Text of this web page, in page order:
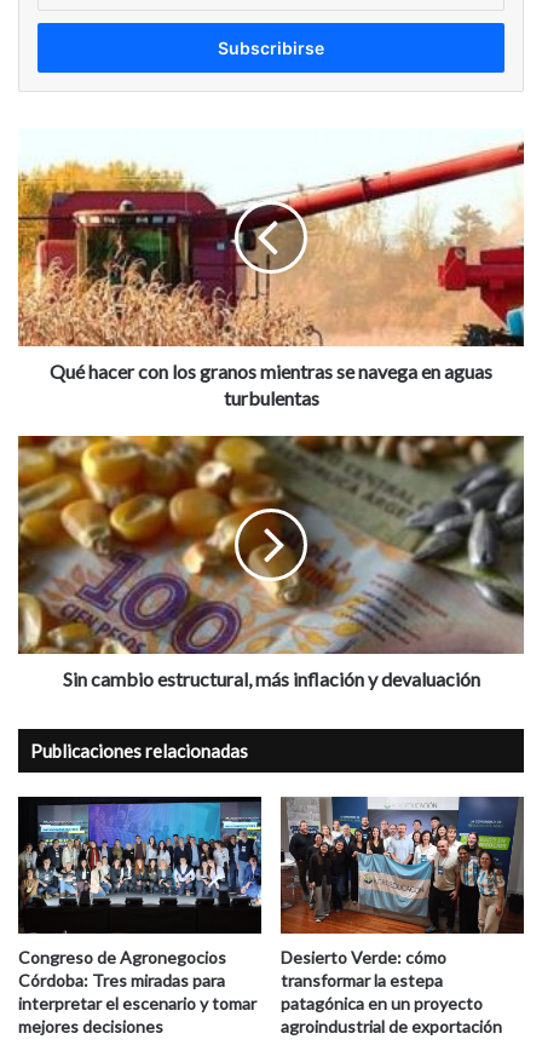
correo
hacer
con
los
granos
mientras
se
navega
en
aguasQué hacer con los granos mientras se navega en aguas
turbulentas
Sin
cambio
estructural,
más
inflación
y
devaluación
Sin cambio estructural, más inflación y devaluación
Publicaciones relacionadas
Congreso de Agronegocios
Córdoba: Tres miradas para
interpretar el escenario y tomar
mejores decisiones
Desierto Verde: cómo
transformar la estepa
patagónica en un proyecto
agroindustrial de exportación